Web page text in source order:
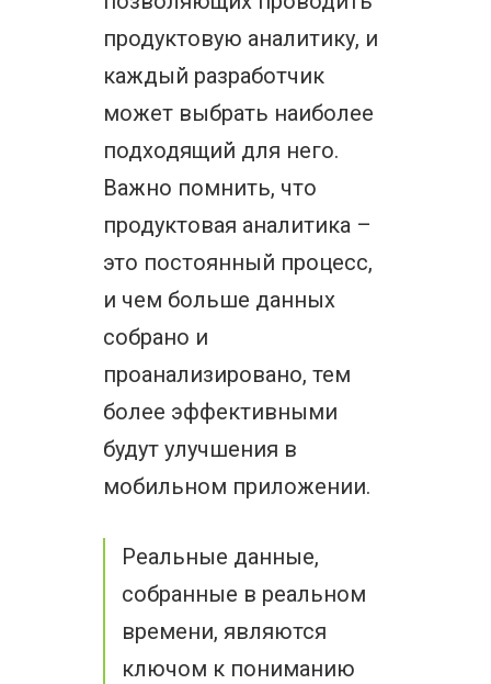
продуктовую аналитику, и
каждый разработчик
может выбрать наиболее
подходящий для него.
Важно помнить, что
продуктовая аналитика –
это постоянный процесс,
и чем больше данных
собрано и
проанализировано, тем
более эффективными
будут улучшения в
мобильном приложении.
Реальные данные,
собранные в реальном
времени, являются
ключом к пониманию